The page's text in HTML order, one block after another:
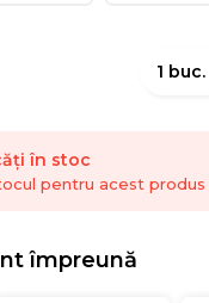
în stoc
pentru acest produs
împreună